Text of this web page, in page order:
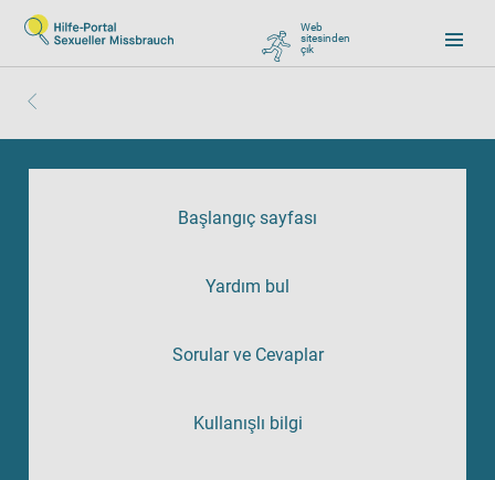
Web
sitesinden
çık, zu Google wechseln
Başlangıç sayfası
Yardım bul
Sorular ve Cevaplar
Kullanışlı bilgi